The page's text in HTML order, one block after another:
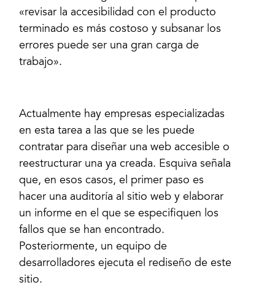
«revisar la accesibilidad con el producto
terminado es más costoso y subsanar los
errores puede ser una gran carga de
trabajo».
Actualmente hay empresas especializadas
en esta tarea a las que se les puede
contratar para diseñar una web accesible o
reestructurar una ya creada. Esquiva señala
que, en esos casos, el primer paso es
hacer una auditoría al sitio web y elaborar
un informe en el que se especifiquen los
fallos que se han encontrado.
Posteriormente, un equipo de
desarrolladores ejecuta el rediseño de este
sitio.